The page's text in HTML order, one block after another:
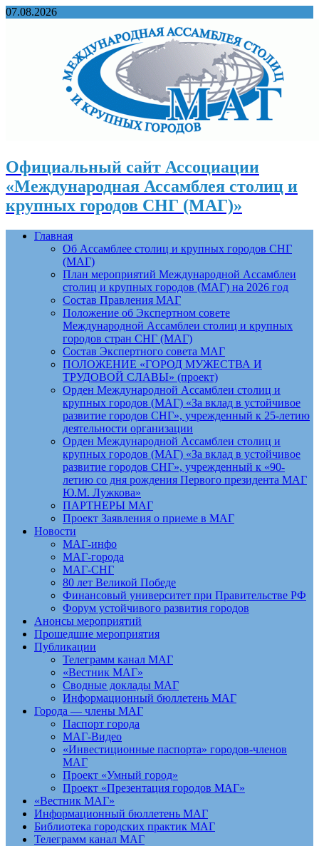
07.08.2026
Официальный сайт Ассоциации
«Международная Ассамблея столиц и
крупных городов СНГ (МАГ)»
Главная
Об Ассамблее столиц и крупных городов СНГ
(МАГ)
План мероприятий Международной Ассамблеи
столиц и крупных городов (МАГ) на 2026 год
Состав Правления МАГ
Положение об Экспертном совете
Международной Ассамблеи столиц и крупных
городов стран СНГ (МАГ)
Состав Экспертного совета МАГ
ПОЛОЖЕНИЕ «ГОРОД МУЖЕСТВА И
ТРУДОВОЙ СЛАВЫ» (проект)
Орден Международной Ассамблеи столиц и
крупных городов (МАГ) «За вклад в устойчивое
развитие городов СНГ», учрежденный к 25-летию
деятельности организации
Орден Международной Ассамблеи столиц и
крупных городов (МАГ) «За вклад в устойчивое
развитие городов СНГ», учрежденный к «90-
летию со дня рождения Первого президента МАГ
Ю.М. Лужкова»
ПАРТНЕРЫ МАГ
Проект Заявления о приеме в МАГ
Новости
МАГ-инфо
МАГ-города
МАГ-СНГ
80 лет Великой Победе
Финансовый университет при Правительстве РФ
Форум устойчивого развития городов
Анонсы мероприятий
Прошедшие мероприятия
Публикации
Телеграмм канал МАГ
«Вестник МАГ»
Сводные доклады МАГ
Информационный бюллетень МАГ
Города — члены МАГ
Паспорт города
МАГ-Видео
«Инвестиционные паспорта» городов-членов
МАГ
Проект «Умный город»
Проект «Презентация городов МАГ»
«Вестник МАГ»
Информационный бюллетень МАГ
Библиотека городских практик МАГ
Телеграмм канал МАГ